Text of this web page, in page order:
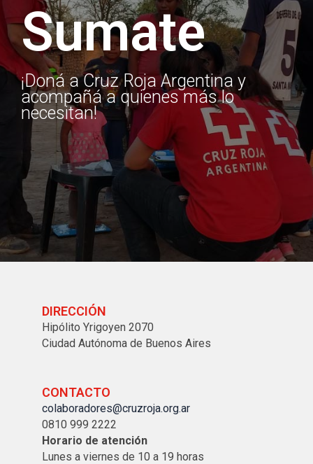
Sumate
¡Doná a Cruz Roja Argentina y
acompañá a quienes más lo
necesitan!
DIRECCIÓN
Hipólito Yrigoyen 2070
Ciudad Autónoma de Buenos Aires
CONTACTO
colaboradores@cruzroja.org.ar
0810 999 2222
Horario de atención
Lunes a viernes de 10 a 19 horas